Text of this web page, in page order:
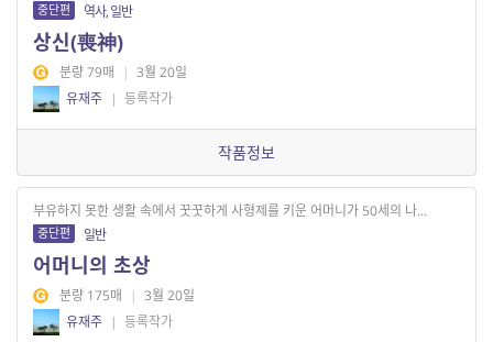
중단편 역사, 일반
상신(喪神)
분량 79매 | 3월 20일
유재주 | 등록작가
작품정보
부유하지 못한 생활 속에서 꿋꿋하게 사형제를 키운 어머니가 50세의 나...
중단편 일반
어머니의 초상
분량 175매 | 3월 20일
유재주 | 등록작가